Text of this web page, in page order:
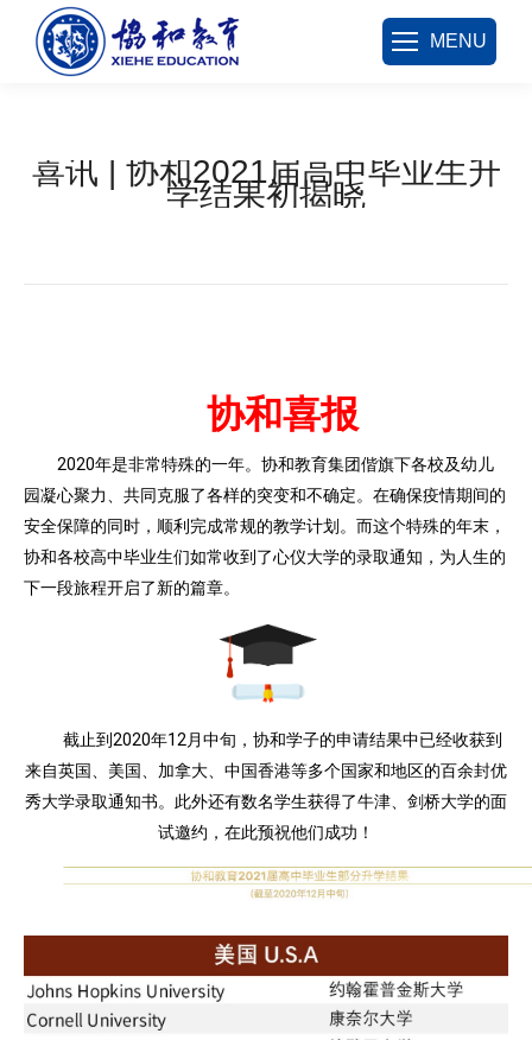
MENU
喜讯 | 协和2021届高中毕业生升
学结果初揭晓
协和喜报
2020年是非常特殊的一年。协和教育集团偕旗下各校及幼儿
园凝心聚力、共同克服了各样的突变和不确定。在确保疫情期间的
安全保障的同时，顺利完成常规的教学计划。而这个特殊的年末，
协和各校高中毕业生们如常收到了心仪大学的录取通知，为人生的
下一段旅程开启了新的篇章。
截止到2020年12月中旬，协和学子的申请结果中已经收获到
来自英国、美国、加拿大、中国香港等多个国家和地区的百余封优
秀大学录取通知书。此外还有数名学生获得了牛津、剑桥大学的面
试邀约，在此预祝他们成功！